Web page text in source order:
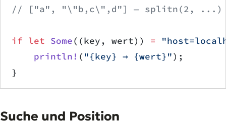
// ["a", "\"b,c\",d"] — splitn(2, ...)
if let Some((key, wert)) =
    println!
( "{key} → {wert}"
}
Suche und Position